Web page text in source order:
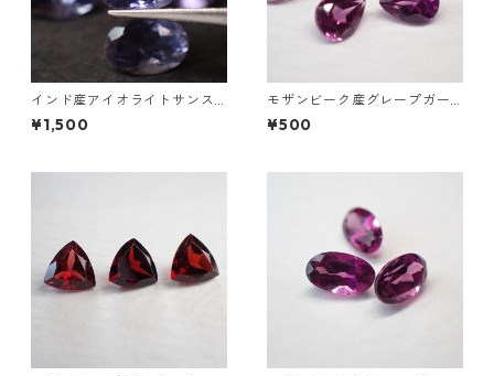
インド産アイオライトサンス
トーンガチャ 6x4mm前後 0.
4ct前後
¥1,500
モザンビーク産グレープガー
ネット ペアシェイプカットル
ース 0.2ct前後 4mm*3mm前
¥500